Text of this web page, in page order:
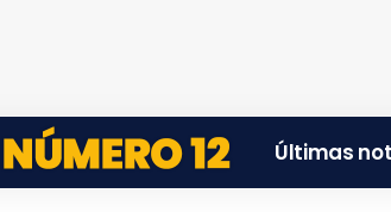
Últimas